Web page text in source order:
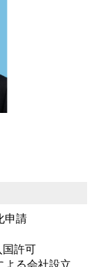
申請
国許可